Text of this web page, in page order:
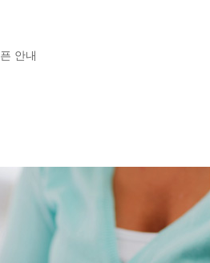
안내